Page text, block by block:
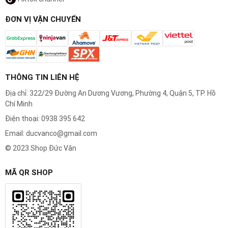
Thiết kế chống nước:
Máy cạo râu có thể rửa được. Điều này có
ĐƠN VỊ VẬN CHUYỂN
THÔNG TIN LIÊN HỆ
Địa chỉ: 322/29 Đường An Dương Vương, Phường 4, Quận 5, TP. Hồ
Chí Minh
Điện thoại: 0938 395 642
Email: ducvanco@gmail.com
© 2023 Shop Đức Vân
MÃ QR SHOP